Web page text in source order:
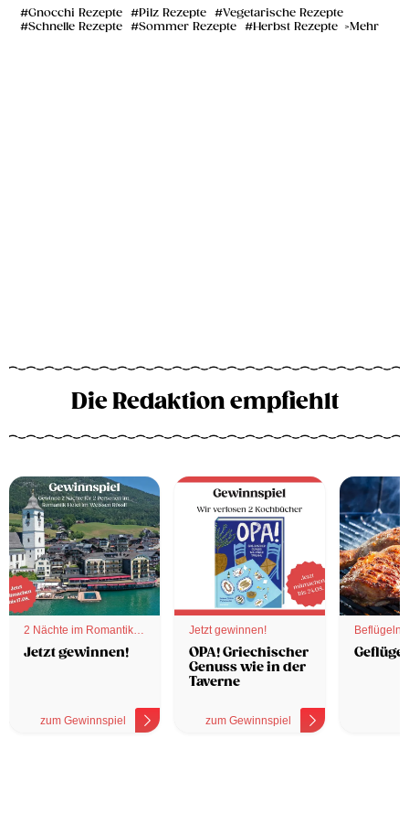
Gnocchi Rezepte Pilz Rezepte
Vegetarische Rezepte
Schnelle Rezepte
Sommer Rezepte Herbst Rezepte Mehr
Die Redaktion empfiehlt
2 Nächte im Romantik
Hotel
Jetzt gewinnen!
zum Gewinnspiel
Jetzt gewinnen!
OPA! Griechischer
Genuss wie in der
Taverne
zum Gewinnspiel